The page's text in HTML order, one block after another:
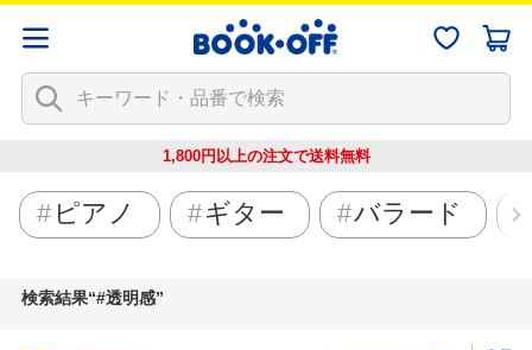
1,800円以上の注文で送料無料
ピアノ ギター バラード
検索結果 #透明感